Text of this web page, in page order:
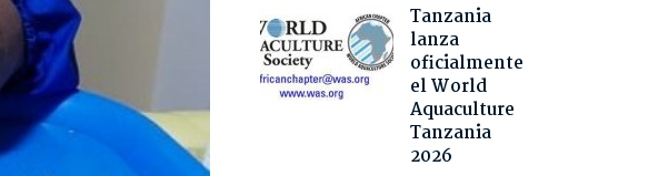
Tanzania
lanza
oficialmente
el World
Aquaculture
Tanzania
2026